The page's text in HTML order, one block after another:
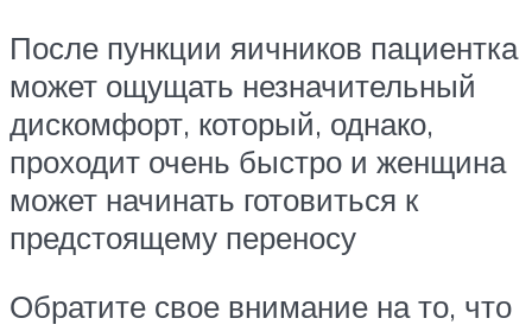
После пункции яичников пациентка
может ощущать незначительный
дискомфорт, который, однако,
проходит очень быстро и женщина
может начинать готовиться к
предстоящему переносу
Обратите свое внимание на то, что